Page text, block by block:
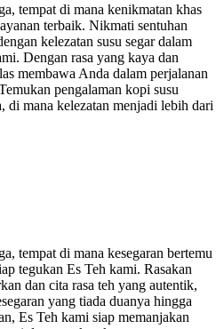
tempat di mana kenikmatan khas
terbaik. Nikmati sentuhan
kelezatan susu segar dalam
Dengan rasa yang kaya dan
membawa Anda dalam perjalanan
pengalaman kopi susu
di mana kelezatan menjadi lebih dari
tempat di mana kesegaran bertemu
tegukan Es Teh kami. Rasakan
dan cita rasa teh yang autentik,
yang tiada duanya hingga
Es Teh kami siap memanjakan